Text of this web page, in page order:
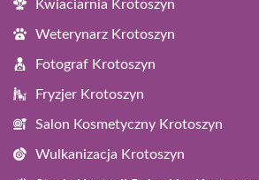
Kwiaciarnia Krotoszyn
Weterynarz Krotoszyn
Fotograf Krotoszyn
Fryzjer Krotoszyn
Salon Kosmetyczny Krotoszyn
Wulkanizacja Krotoszyn